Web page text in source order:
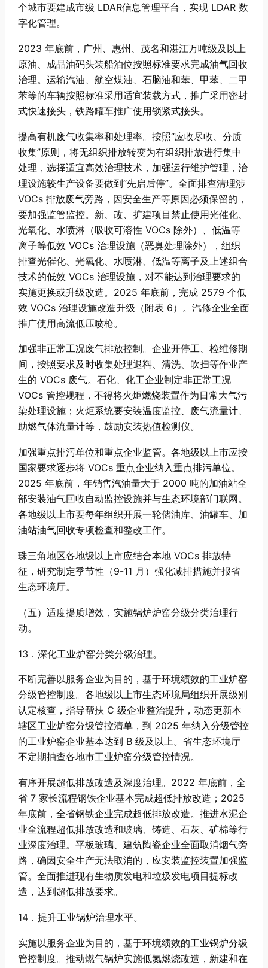
个城市要建成市级 LDAR信息管理平台，实现 LDAR 数
字化管理。
2023 年底前，广州、惠州、茂名和湛江万吨级及以上
原油、成品油码头装船泊位按照标准要求完成油气回收
治理。运输汽油、航空煤油、石脑油和苯、甲苯、二甲
苯等的车辆按照标准采用适宜装载方式，推广采用密封
式快速接头，铁路罐车推广使用锁紧式接头。
提高有机废气收集率和处理率。按照“应收尽收、分质
收集”原则，将无组织排放转变为有组织排放进行集中
处理，选择适宜高效治理技术，加强运行维护管理，治
理设施较生产设备要做到“先启后停”。全面排查清理涉
VOCs 排放废气旁路，因安全生产等原因必须保留的，
要加强监管监控。新、改、扩建项目禁止使用光催化、
光氧化、水喷淋（吸收可溶性 VOCs 除外）、低温等
离子等低效 VOCs 治理设施（恶臭处理除外），组织
排查光催化、光氧化、水喷淋、低温等离子及上述组合
技术的低效 VOCs 治理设施，对不能达到治理要求的
实施更换或升级改造。2025 年底前，完成 2579 个低
效 VOCs 治理设施改造升级（附表 6）。汽修企业全面
推广使用高流低压喷枪。
加强非正常工况废气排放控制。企业开停工、检维修期
间，按照要求及时收集处理退料、清洗、吹扫等作业产
生的 VOCs 废气。石化、化工企业制定非正常工况
VOCs 管控规程，不得将火炬燃烧装置作为日常大气污
染处理设施；火炬系统要安装温度监控、废气流量计、
助燃气体流量计等，鼓励安装热值检测仪。
加强重点排污单位和重点企业监管。各地级以上市应按
国家要求逐步将 VOCs 重点企业纳入重点排污单位。
2025 年底前，年销售汽油量大于 2000 吨的加油站全
部安装油气回收自动监控设施并与生态环境部门联网。
各地级以上市要每年组织开展一轮储油库、油罐车、加
油站油气回收专项检查和整改工作。
珠三角地区各地级以上市应结合本地 VOCs 排放特
征，研究制定季节性（9-11 月）强化减排措施并报省
生态环境厅。
（五）适度提质增效，实施锅炉炉窑分级分类治理行
动。
13．深化工业炉窑分类分级治理。
不断完善以服务企业为目的，基于环境绩效的工业炉窑
分级管控制度。各地级以上市生态环境局组织开展级别
认定核查，指导帮扶 C 级企业整治提升，动态更新本
辖区工业炉窑分级管控清单，到 2025 年纳入分级管控
的工业炉窑企业基本达到 B 级及以上。省生态环境厅
不定期抽查各地市工业炉窑分级管控情况。
有序开展超低排放改造及深度治理。2022 年底前，全
省 7 家长流程钢铁企业基本完成超低排放改造；2025
年底前，全省钢铁企业完成超低排放改造。推进水泥企
业全流程超低排放改造和玻璃、铸造、石灰、矿棉等行
业深度治理。平板玻璃、建筑陶瓷企业全面取消烟气旁
路，确因安全生产无法取消的，应安装监控装置加强监
管。全面推进现有生物质发电和垃圾发电项目提标改
造，达到超低排放要求。
14．提升工业锅炉治理水平。
实施以服务企业为目的，基于环境绩效的工业锅炉分级
管控制度。推动燃气锅炉实施低氮燃烧改造，新建和在